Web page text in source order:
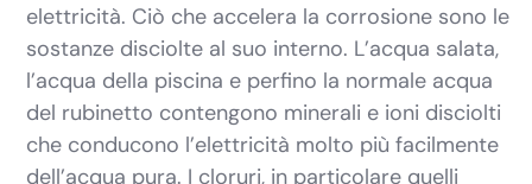
elettricità. Ciò che accelera la corrosione sono le
sostanze disciolte al suo interno. L’acqua salata,
l’acqua della piscina e perfino la normale acqua
del rubinetto contengono minerali e ioni disciolti
che conducono l’elettricità molto più facilmente
dell’acqua pura. I cloruri, in particolare quelli